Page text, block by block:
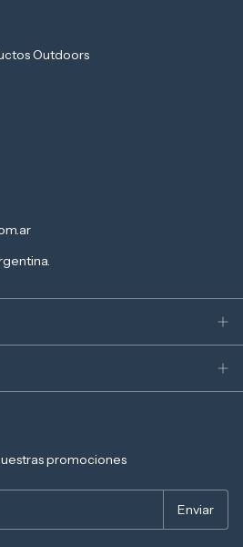
Outdoors
promociones